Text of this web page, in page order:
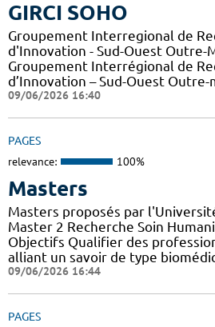
GIRCI SOHO
Groupement Interregional de
d'Innovation - Sud-Ouest Outre-
Groupement Interrégional de
d’Innovation – Sud-Ouest
09/06/2026 16:40
PAGES
relevance: 100%
Masters
Masters proposés par
Master 2 Recherche Soin
Objectifs Qualifier des
alliant un savoir de type
09/06/2026 16:44
PAGES